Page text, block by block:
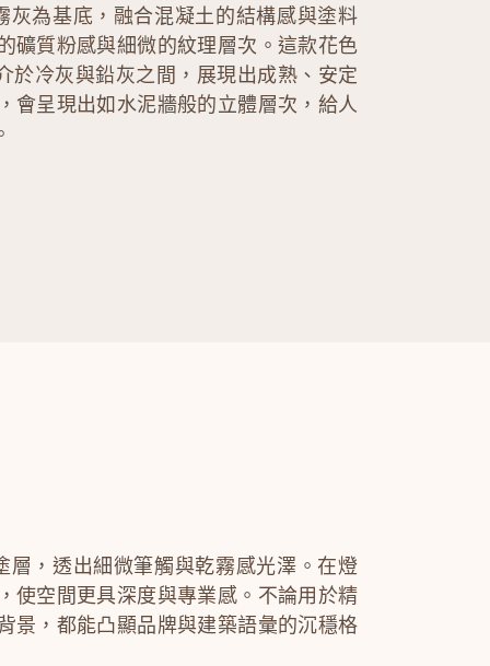
灰為基底，融合混凝土的結構感與塗料
礦質粉感與細微的紋理層次。這款花色
於冷灰與鉛灰之間，展現出成熟、安定
會呈現出如水泥牆般的立體層次，給人
層，透出細微筆觸與乾霧感光澤。在燈
使空間更具深度與專業感。不論用於精
景，都能凸顯品牌與建築語彙的沉穩格